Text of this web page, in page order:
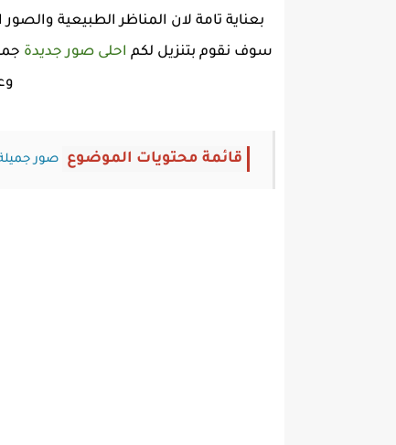
بعناية تامة لان المناظر الطبيعية
سوف نقوم بتنزيل لكم احلى صور جديدة
قائمة محتويات الموضوع صور